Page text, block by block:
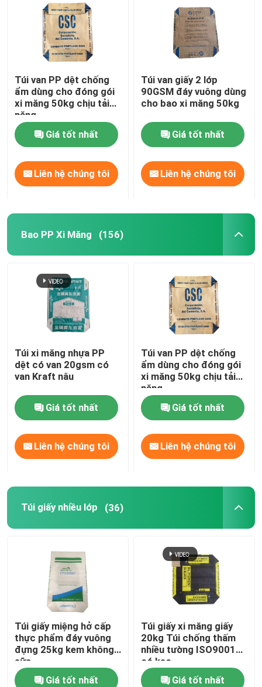
Trang chủ
Về chúng tôi
Tham quan nhà máy
Kiểm soát chất lượng
Liên hệ chúng tôi
Tin tức
Yêu cầu báo giá
Túi giấy nhiều lớp
Bao Jumbo xi măng
Các túi cho hỗn hợp khô
Thẻ quảng cáo
Túi van PP dệt chống
ẩm dùng cho đóng gói
xi măng 50kg chịu tải
nặng
Giá tốt nhất
Liên hệ chúng tôi
Túi van giấy 2 lớp
90GSM đáy vuông dùng
cho bao xi măng 50kg
Giá tốt nhất
Liên hệ chúng tôi
Bao PP Xi Măng (156)
Túi xi măng nhựa PP
dệt có van 20gsm có
van Kraft nâu
Giá tốt nhất
Liên hệ chúng tôi
Túi van PP dệt chống
ẩm dùng cho đóng gói
xi măng 50kg chịu tải
nặng
Giá tốt nhất
Liên hệ chúng tôi
Túi giấy nhiều lớp (36)
Túi giấy miệng hở cấp
thực phẩm đáy vuông
đựng 25kg kem không
sữa
Giá tốt nhất
Túi giấy xi măng giấy
20kg Túi chống thấm
nhiều tường ISO9001
có keo
Giá tốt nhất